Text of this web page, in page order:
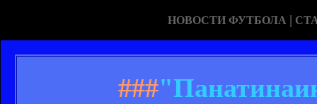
НОВОСТИ ФУТБОЛА |
###